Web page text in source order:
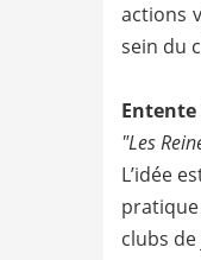
actions
sein du
Entente
"Les
L’idée
clubs